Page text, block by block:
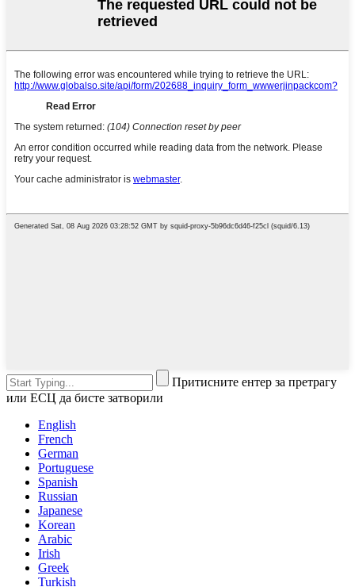
Притисните ентер за претрагу
или ЕСЦ да бисте затворили
English
French
German
Portuguese
Spanish
Russian
Japanese
Korean
Arabic
Irish
Greek
Turkish